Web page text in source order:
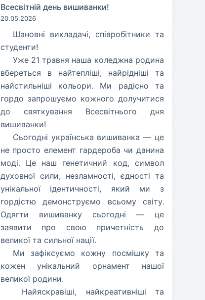
Всесвітній день вишиванки!
20.05.2026
​Шановні викладачі, співробітники та
студенти!
​Уже 21 травня наша коледжна родина
вбереться в найтепліші, найрідніші та
найстильніші кольори. Ми радісно та
гордо запрошуємо кожного долучитися
до святкування Всесвітнього дня
вишиванки!
​Сьогодні українська вишиванка — це
не просто елемент гардероба чи данина
моді. Це наш генетичний код, символ
духовної сили, незламності, єдності та
унікальної ідентичності, який ми з
гордістю демонструємо всьому світу.
Одягти вишиванку сьогодні — це
заявити про свою причетність до
великої та сильної нації.
​Ми зафіксуємо кожну посмішку та
кожен унікальний орнамент нашої
великої родини.
​ Найяскравіші, найкреативніші та